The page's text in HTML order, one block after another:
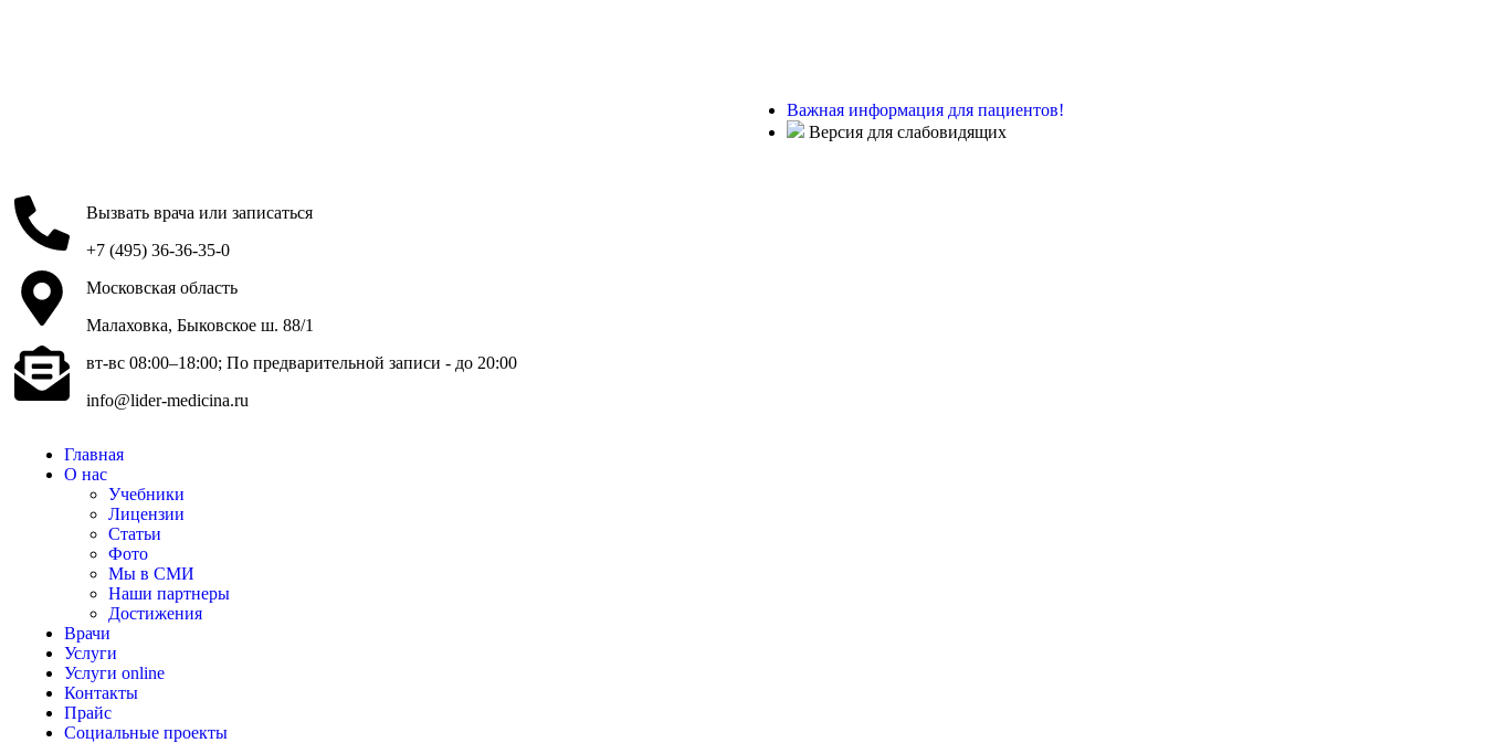
Важная информация для пациентов!
Версия для слабовидящих
Вызвать врача или записаться
+7 (495) 36-36-35-0
Московская область
Малаховка, Быковское ш. 88/1
вт-вс 08:00–18:00; По предварительной записи - до 20:00
info@lider-medicina.ru
Главная
О нас
Учебники
Лицензии
Статьи
Фото
Мы в СМИ
Наши партнеры
Достижения
Врачи
Услуги
Услуги online
Контакты
Прайс
Социальные проекты